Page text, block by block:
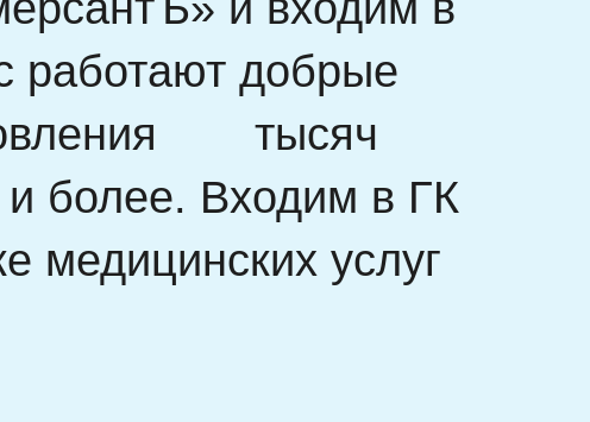
работают добрые
тысяч
и более. Входим в ГК
медицинских услуг